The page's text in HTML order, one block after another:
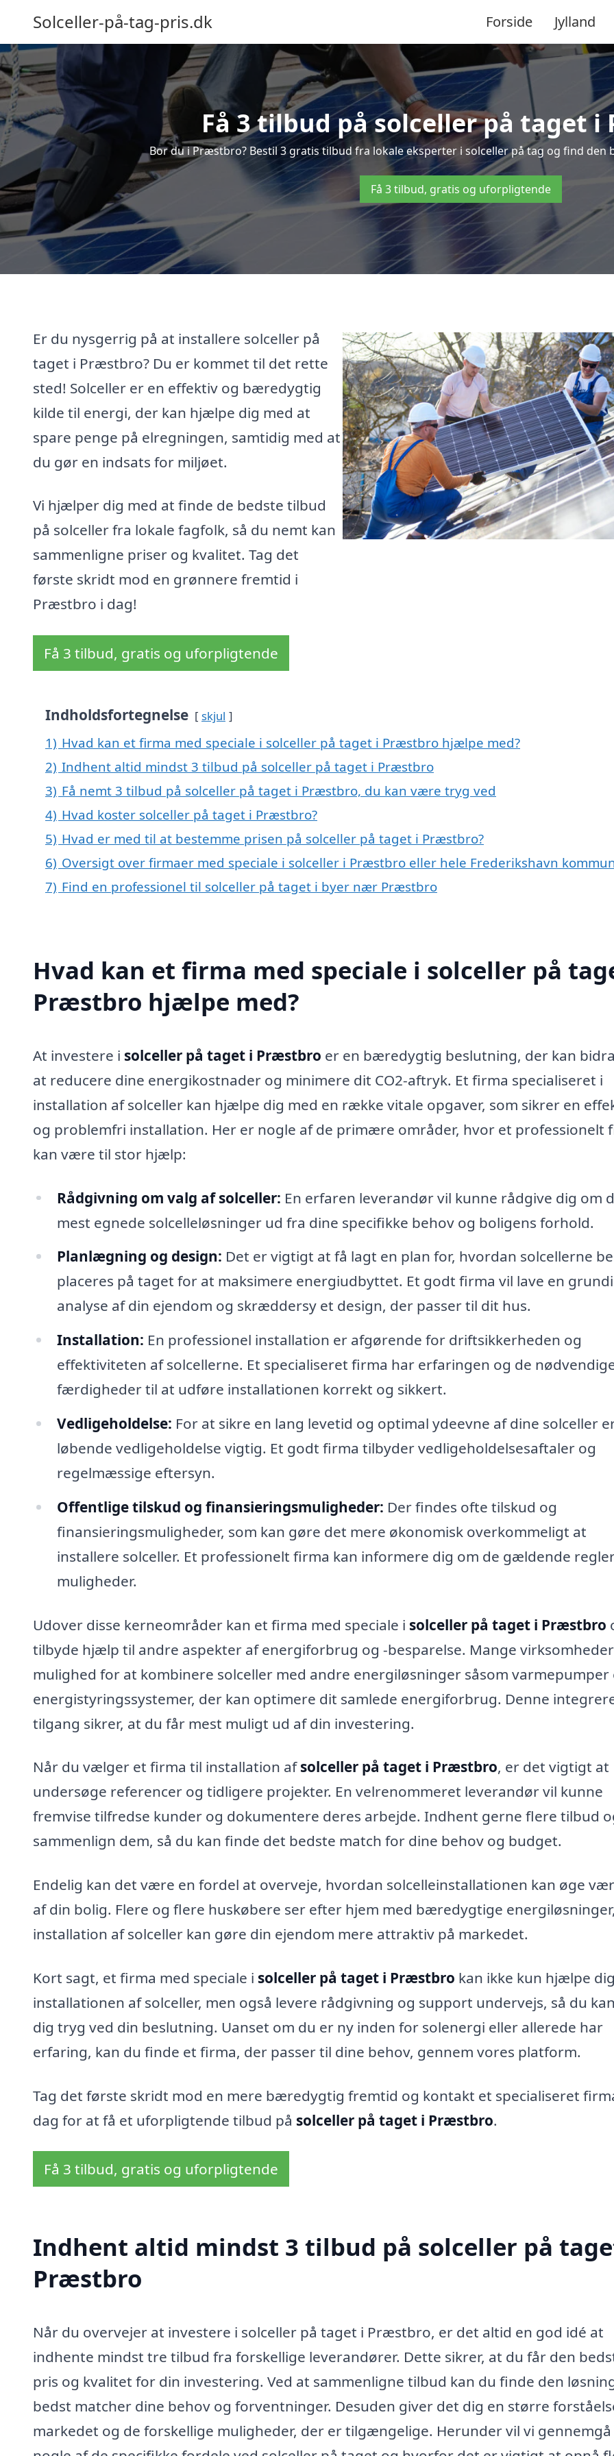
Solceller-på-tag-pris.dk Forside Jylland
Få 3 tilbud på solceller på taget
Bor du i Præstbro? Bestil 3 gratis tilbud fra lokale eksperter i solceller på tag og find den
Få 3 tilbud, gratis og uforpligtende
Er du nysgerrig på at installere solceller på
taget i Præstbro? Du er kommet til det rette
sted! Solceller er en effektiv og bæredygtig
kilde til energi, der kan hjælpe dig med at
spare penge på elregningen, samtidig med at
du gør en indsats for miljøet.
Vi hjælper dig med at finde de bedste tilbud
på solceller fra lokale fagfolk, så du nemt kan
sammenligne priser og kvalitet. Tag det
første skridt mod en grønnere fremtid i
Præstbro i dag!
Få 3 tilbud, gratis og uforpligtende
Indholdsfortegnelse skjul
1) Hvad kan et firma med speciale i solceller på taget i Præstbro hjælpe med?
2) Indhent altid mindst 3 tilbud på solceller på taget i Præstbro
3) Få nemt 3 tilbud på solceller på taget i Præstbro, du kan være tryg ved
4) Hvad koster solceller på taget i Præstbro?
5) Hvad er med til at bestemme prisen på solceller på taget i Præstbro?
6) Oversigt over firmaer med speciale i solceller i Præstbro eller hele Frederikshavn
7) Find en professionel til solceller på taget i byer nær Præstbro
Hvad kan et firma med speciale i solceller på
Præstbro hjælpe med?
At investere i solceller på taget i Præstbro er en bæredygtig beslutning, der kan
at reducere dine energikostnader og minimere dit CO2-aftryk. Et firma specialiseret i
installation af solceller kan hjælpe dig med en række vitale opgaver, som sikrer en
og problemfri installation. Her er nogle af de primære områder, hvor et professionelt
kan være til stor hjælp:
Rådgivning om valg af solceller: En erfaren leverandør vil kunne rådgive dig om
mest egnede solcelleløsninger ud fra dine specifikke behov og boligens forhold.
Planlægning og design: Det er vigtigt at få lagt en plan for, hvordan solcellerne
placeres på taget for at maksimere energiudbyttet. Et godt firma vil lave en
analyse af din ejendom og skræddersy et design, der passer til dit hus.
Installation: En professionel installation er afgørende for driftsikkerheden og
effektiviteten af solcellerne. Et specialiseret firma har erfaringen og de
færdigheder til at udføre installationen korrekt og sikkert.
Vedligeholdelse: For at sikre en lang levetid og optimal ydeevne af dine solceller
løbende vedligeholdelse vigtig. Et godt firma tilbyder vedligeholdelsesaftaler og
regelmæssige eftersyn.
Offentlige tilskud og finansieringsmuligheder: Der findes ofte tilskud og
finansieringsmuligheder, som kan gøre det mere økonomisk overkommeligt at
installere solceller. Et professionelt firma kan informere dig om de gældende
muligheder.
Udover disse kerneområder kan et firma med speciale i solceller på taget i Præstbro
tilbyde hjælp til andre aspekter af energiforbrug og -besparelse. Mange
mulighed for at kombinere solceller med andre energiløsninger såsom varmepumper
energistyringssystemer, der kan optimere dit samlede energiforbrug. Denne
tilgang sikrer, at du får mest muligt ud af din investering.
Når du vælger et firma til installation afsolceller på taget i Præstbro, er det vigtigt at
undersøge referencer og tidligere projekter. En velrenommeret leverandør vil kunne
fremvise tilfredse kunder og dokumentere deres arbejde. Indhent gerne flere tilbud
sammenlign dem, så du kan finde det bedste match for dine behov og budget.
Endelig kan det være en fordel at overveje, hvordan solcelleinstallationen kan øge
af din bolig. Flere og flere huskøbere ser efter hjem med bæredygtige
installation af solceller kan gøre din ejendom mere attraktiv på markedet.
Kort sagt, et firma med speciale i solceller på taget i Præstbro kan ikke kun hjælpe
installationen af solceller, men også levere rådgivning og support undervejs, så du
dig tryg ved din beslutning. Uanset om du er ny inden for solenergi eller allerede har
erfaring, kan du finde et firma, der passer til dine behov, gennem vores platform.
Tag det første skridt mod en mere bæredygtig fremtid og kontakt et specialiseret
dag for at få et uforpligtende tilbud på solceller på taget i Præstbro.
Få 3 tilbud, gratis og uforpligtende
Indhent altid mindst 3 tilbud på solceller på
Præstbro
Når du overvejer at investere i solceller på taget i Præstbro, er det altid en god idé at
indhente mindst tre tilbud fra forskellige leverandører. Dette sikrer, at du får den
pris og kvalitet for din investering. Ved at sammenligne tilbud kan du finde den
bedst matcher dine behov og forventninger. Desuden giver det dig en større
markedet og de forskellige muligheder, der er tilgængelige. Herunder vil vi gennemgå